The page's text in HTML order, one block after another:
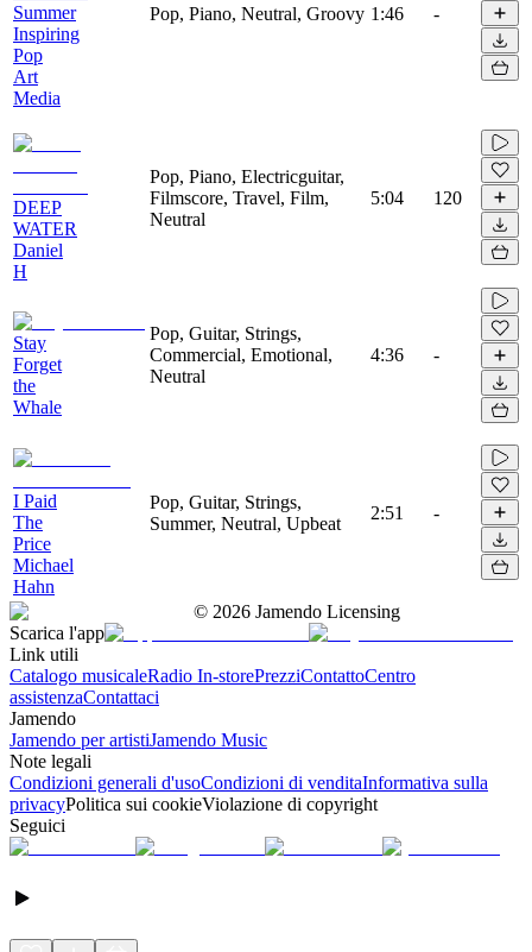
Summer
Inspiring
Pop
Art
Media
Pop, Piano, Neutral, Groovy 1:46 -
DEEP
WATER
Daniel
H
Pop, Piano, Electricguitar,
Filmscore, Travel, Film,
Neutral
5:04 120
Stay
Forget
the
Whale
Pop, Guitar, Strings,
Commercial, Emotional,
Neutral
4:36 -
I Paid
The
Price
Michael
Hahn
Pop, Guitar, Strings,
Summer, Neutral, Upbeat
2:51 -
© 2026 Jamendo Licensing
Scarica l'app
Link utili
Catalogo musicaleRadio In-storePrezziContattoCentro
assistenzaContattaci
Jamendo
Jamendo per artistiJamendo Music
Note legali
Condizioni generali d'usoCondizioni di venditaInformativa sulla
privacyPolitica sui cookieViolazione di copyright
Seguici